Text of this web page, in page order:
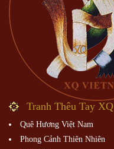
Tranh Thêu Tay XQ
Quê Hương Việt Nam
Phong Cảnh Thiên Nhiên